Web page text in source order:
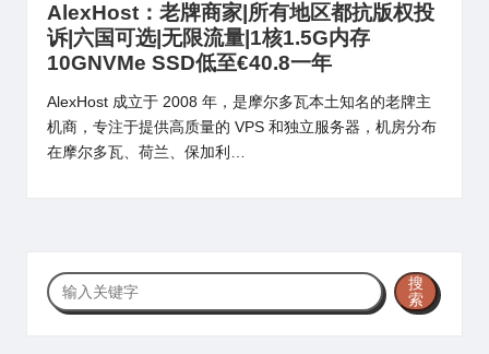
AlexHost：老牌商家|所有地区都抗版权投
诉|六国可选|无限流量|1核1.5G内存
10GNVMe SSD低至€40.8一年
AlexHost 成立于 2008 年，是摩尔多瓦本土知名的老牌主
机商，专注于提供高质量的 VPS 和独立服务器，机房分布
在摩尔多瓦、荷兰、保加利…
搜
索
搜
索